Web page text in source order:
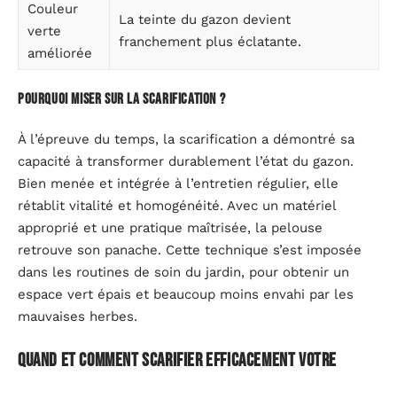
Couleur
verte
améliorée
La teinte du gazon devient
franchement plus éclatante.
Pourquoi miser sur la scarification ?
À l’épreuve du temps, la scarification a démontré sa
capacité à transformer durablement l’état du gazon.
Bien menée et intégrée à l’entretien régulier, elle
rétablit vitalité et homogénéité. Avec un matériel
approprié et une pratique maîtrisée, la pelouse
retrouve son panache. Cette technique s’est imposée
dans les routines de soin du jardin, pour obtenir un
espace vert épais et beaucoup moins envahi par les
mauvaises herbes.
Quand et comment scarifier efficacement votre